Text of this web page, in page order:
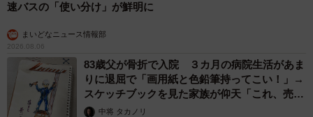
速バスの「使い分け」が鮮明に
まいどなニュース情報部
2026.08.06
83歳父が骨折で入院 ３カ月の病院生活があま
りに退屈で「画用紙と色鉛筆持ってこい！」→
スケッチブックを見た家族が仰天「これ、売れ
ますよ…」
中将 タカノリ